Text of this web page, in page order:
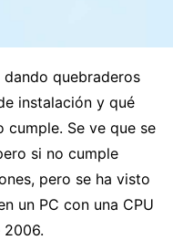
quebraderos
instalación y qué
cumple. Se ve que se
si no cumple
pero se ha visto
un PC con una CPU
2006.